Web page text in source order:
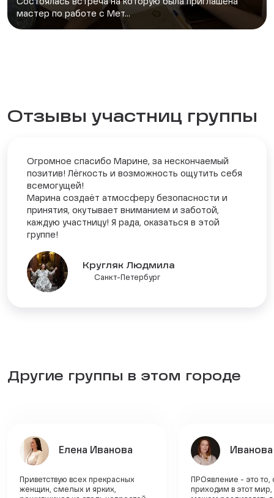
Состоялась встреча на которую была приглашена
мастер по работе с Мет...
Отзывы участниц группы
Огромное спасибо Марине, за нескончаемый
позитив! Лёгкость и возможность ощутить себя
всемогущей!
Марина создаёт атмосферу безопасности и
принятия, окутывает вниманием и заботой,
каждую участницу! Я рада, оказаться в этой
группе!
Кругляк Людмила
Санкт-Петербург
Другие группы в этом городе
Елена Иванова
Приветствую всех прекрасных
женщин, смелых и ярких,
ПРОявление - это
приходим в этот